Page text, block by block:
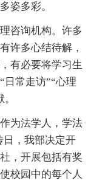
姿多彩。
咨询机构。许多
许多心结待解，
有必要将学习生
常走访”“心理
为法学人，学法
日，我部决定开
，开展包括有奖
校园中的每个人